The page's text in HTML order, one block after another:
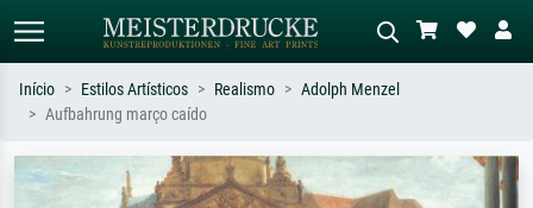
Pesquise por artista, título ou estilo –
ex: Monet, Noite Estrelada,
Descreva a cena – ex: prado verde,
abstrato com muito vermelho, pintura
Início Estilos Artísticos Realismo
Adolph Menzel
Aufbahrung março caído